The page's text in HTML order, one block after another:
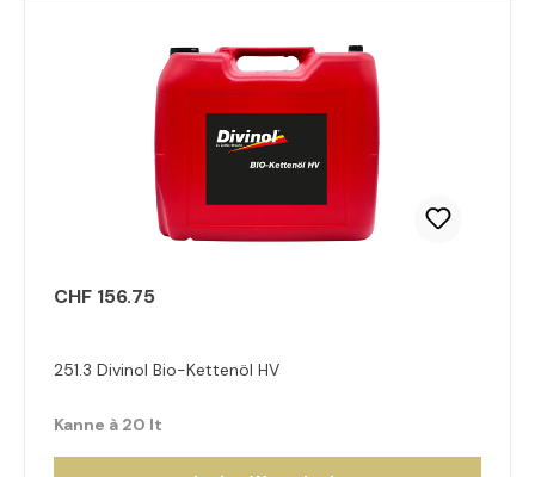
CHF 156.75
251.3 Divinol Bio-Kettenöl HV
Kanne à 20 lt